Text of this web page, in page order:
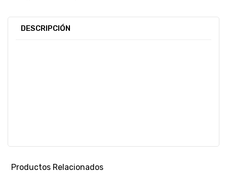
DESCRIPCIÓN
Productos Relacionados